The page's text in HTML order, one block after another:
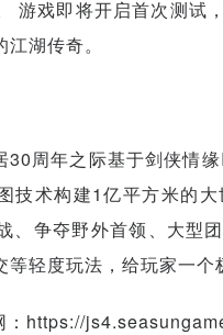
游戏即将开启首次测试
湖传奇。
30周年之际基于剑侠情
技术构建1亿平方米的
、争夺野外首领、大型
轻度玩法，给玩家一个
：https://